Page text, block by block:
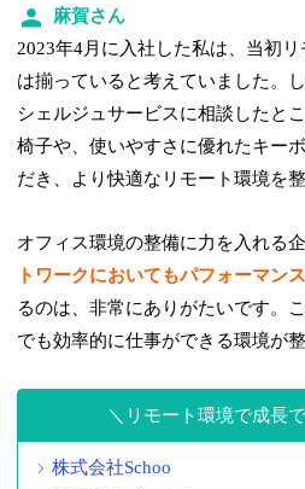
麻賀さん
2023年4月に入社した私は、当初
は揃っていると考えていました。
シェルジュサービスに相談したと
椅子や、使いやすさに優れたキー
だき、より快適なリモート環境を
オフィス環境の整備に力を入れる
トワークにおいてもパフォーマン
るのは、非常にありがたいです。
でも効率的に仕事ができる環境が整
リモート環境で成長
株式会社Schoo